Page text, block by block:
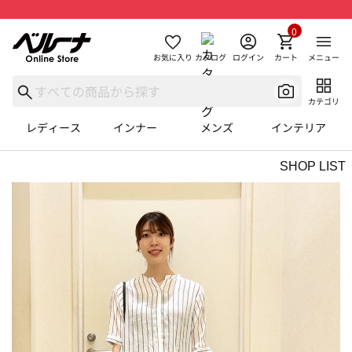
お気に入り カタログ ログイン カート
0
メニュー
カテゴリ
レディース インナー メンズ インテリア
SHOP LIST